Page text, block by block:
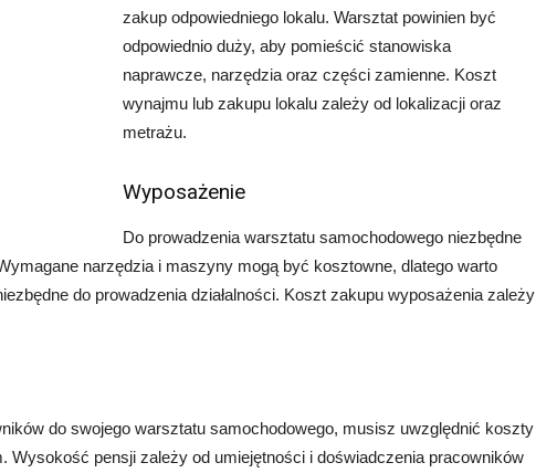
zakup odpowiedniego lokalu. Warsztat powinien być
odpowiednio duży, aby pomieścić stanowiska
naprawcze, narzędzia oraz części zamienne. Koszt
wynajmu lub zakupu lokalu zależy od lokalizacji oraz
metrażu.
Wyposażenie
Do prowadzenia warsztatu samochodowego niezbędne
narzędzia i maszyny mogą być kosztowne, dlatego warto
do prowadzenia działalności. Koszt zakupu wyposażenia zależy
do swojego warsztatu samochodowego, musisz uwzględnić koszty
Wysokość pensji zależy od umiejętności i doświadczenia pracowników